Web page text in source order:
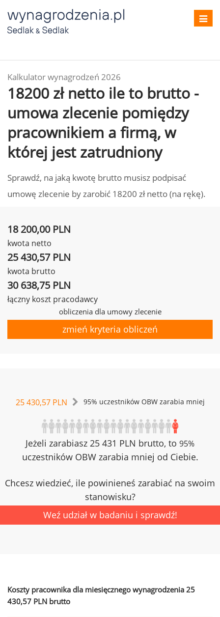
Kalkulator wynagrodzeń 2026
18200 zł netto ile to brutto -
umowa zlecenie pomiędzy
pracownikiem a firmą, w
której jest zatrudniony
Sprawdź, na jaką kwotę brutto musisz podpisać
umowę zlecenie by zarobić 18200 zł netto (na rękę).
18 200,00 PLN
kwota netto
25 430,57 PLN
kwota brutto
30 638,75 PLN
łączny koszt pracodawcy
obliczenia dla umowy zlecenie
zmień kryteria obliczeń
25 430,57 PLN 95% uczestników OBW zarabia mniej
Jeżeli zarabiasz 25 431 PLN brutto, to 95%
uczestników OBW zarabia mniej od Ciebie.
Chcesz wiedzieć, ile powinieneś zarabiać na swoim
stanowisku?
Weź udział w badaniu i sprawdź!
Koszty pracownika dla miesięcznego wynagrodzenia 25
430,57 PLN brutto